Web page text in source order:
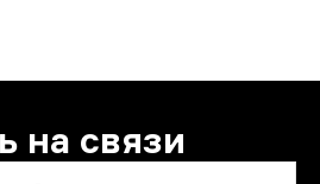
на связи